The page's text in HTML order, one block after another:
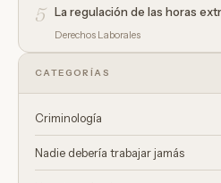
5 La regulación de las horas
Derechos Laborales
CATEGORÍAS
Criminología
Nadie debería trabajar jamás